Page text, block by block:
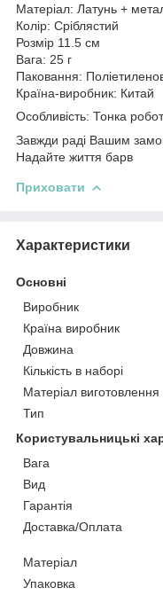
Матеріал: Латунь +
Колір: Сріблястий
Розмір 11.5 см
Вага: 25 г
Паковання:
Країна-виробник: Китай
Особливість: Тонка
Завжди раді Вашим
Надайте життя барв
Приховати
Характеристики
Основні
Виробник
Країна виробник
Довжина
Кількість в наборі
Матеріал виготовлення
Тип
Користувальницькі
Вага
Вид
Гарантія
Доставка/Оплата
Матеріал
Упаковка